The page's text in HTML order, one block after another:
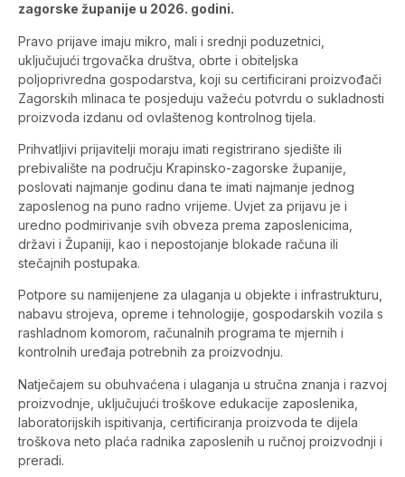
zagorske županije u 2026. godini.
Pravo prijave imaju mikro, mali i srednji poduzetnici,
uključujući trgovačka društva, obrte i obiteljska
poljoprivredna gospodarstva, koji su certificirani proizvođači
Zagorskih mlinaca te posjeduju važeću potvrdu o sukladnosti
proizvoda izdanu od ovlaštenog kontrolnog tijela.
Prihvatljivi prijavitelji moraju imati registrirano sjedište ili
prebivalište na području Krapinsko-zagorske županije,
poslovati najmanje godinu dana te imati najmanje jednog
zaposlenog na puno radno vrijeme. Uvjet za prijavu je i
uredno podmirivanje svih obveza prema zaposlenicima,
državi i Županiji, kao i nepostojanje blokade računa ili
stečajnih postupaka.
Potpore su namijenjene za ulaganja u objekte i infrastrukturu,
nabavu strojeva, opreme i tehnologije, gospodarskih vozila s
rashladnom komorom, računalnih programa te mjernih i
kontrolnih uređaja potrebnih za proizvodnju.
Natječajem su obuhvaćena i ulaganja u stručna znanja i razvoj
proizvodnje, uključujući troškove edukacije zaposlenika,
laboratorijskih ispitivanja, certificiranja proizvoda te dijela
troškova neto plaća radnika zaposlenih u ručnoj proizvodnji i
preradi.